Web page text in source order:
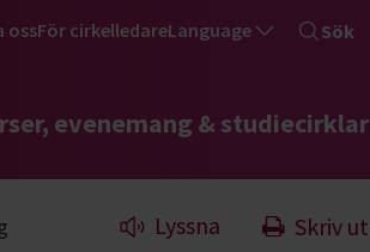
ossFör cirkelledareLanguage Sök
evenemang & studiecirklar
Lyssna Skriv ut